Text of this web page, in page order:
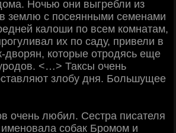
Ночью они выгребли из
землю с посеянными семенами
калоши по всем комнатам,
их по саду, привели в
дворян, которые отродясь еще
<…> Таксы очень
злобу дня. Большущее
очень любил. Сестра писателя
собак Бромом и